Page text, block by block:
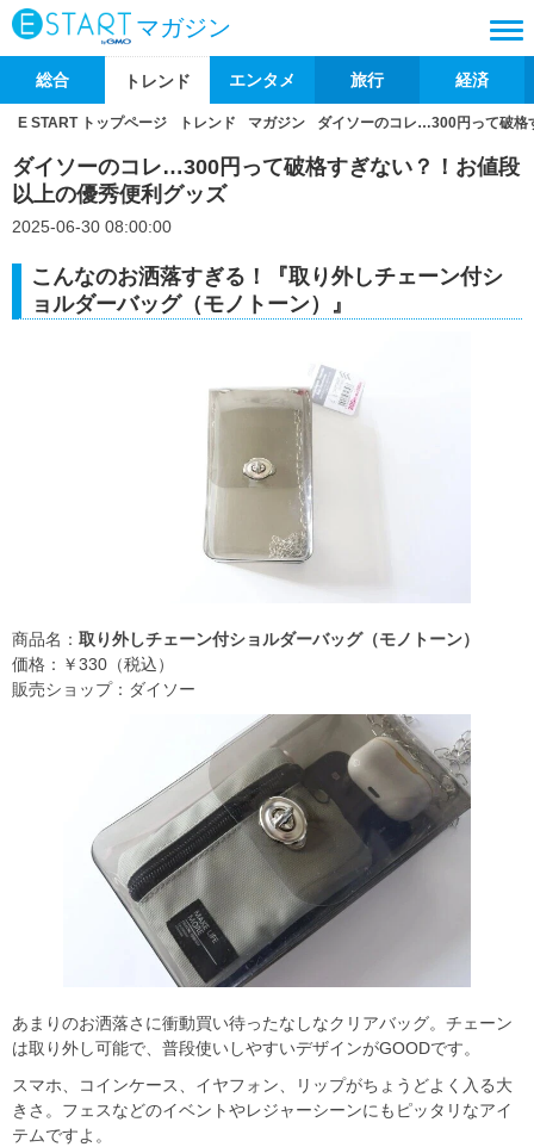
マガジン
総合 トレンド エンタメ 旅行 経済
E START トップページ トレンド マガジン ダイソーのコレ…300円って破格
ダイソーのコレ…300円って破格すぎない？！お値段
以上の優秀便利グッズ
2025-06-30 08:00:00
こんなのお洒落すぎる！『取り外しチェーン付シ
ョルダーバッグ（モノトーン）』
商品名： 取り外しチェーン付ショルダーバッグ（モノトーン）
価格：￥330（税込）
販売ショップ：ダイソー
あまりのお洒落さに衝動買い待ったなしなクリアバッグ。チェーン
は取り外し可能で、普段使いしやすいデザインがGOODです。
スマホ、コインケース、イヤフォン、リップがちょうどよく入る大
きさ。フェスなどのイベントやレジャーシーンにもピッタリなアイ
テムですよ。